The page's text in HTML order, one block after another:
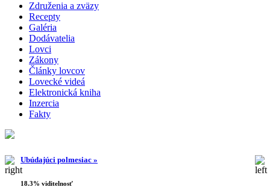
Združenia a zväzy
Recepty
Galéria
Dodávatelia
Lovci
Zákony
Články lovcov
Lovecké videá
Elektronická kniha
Inzercia
Fakty
Ubúdajúci polmesiac »
18.3% viditelnosť